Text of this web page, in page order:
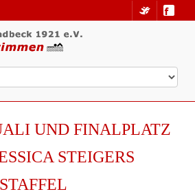
UND FINALPLATZ
STEIGERS